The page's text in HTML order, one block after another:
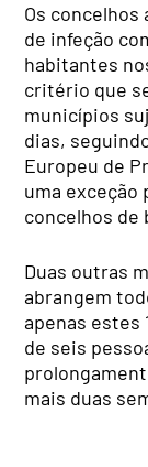
Os concelhos
de infeção
habitantes
critério que
municípios
dias,
Europeu de
uma exceção
concelhos de
Duas outras
abrangem
apenas estes
de seis
mais duas